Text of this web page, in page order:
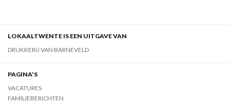
LOKAALTWENTE IS EEN UITGAVE VAN
DRUKKERIJ VAN BARNEVELD
PAGINA'S
VACATURES
FAMILIEBERICHTEN